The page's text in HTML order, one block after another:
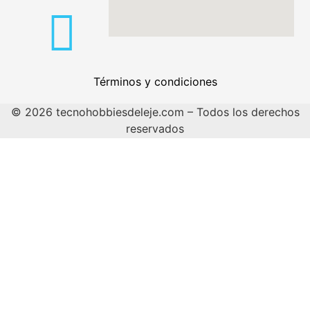
Términos y condiciones
© 2026 tecnohobbiesdeleje.com – Todos los derechos
reservados